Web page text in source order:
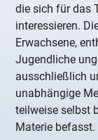
die sich für das
interessieren.
Erwachsene,
Jugendliche
ausschließlich
unabhängige
teilweise selbst
Materie befasst.